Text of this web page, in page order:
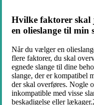
Hvilke faktorer skal
en olieslange til min
Når du vælger en
flere faktorer, du skal
egnede slange til dine
slange, der er kompatibel
der skal overføres. Nogle
inkompatible med visse
beskadigelse eller